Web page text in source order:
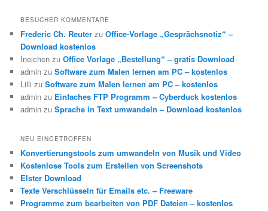
BESUCHER KOMMENTARE
Frederic Ch. Reuter zuOffice-Vorlage „Gesprächsnotiz“ –
Download kostenlos
Ineichen zuOffice Vorlage „Bestellung“ – gratis Download
admin zuSoftware zum Malen lernen am PC – kostenlos
Lilli zuSoftware zum Malen lernen am PC – kostenlos
admin zu Einfaches FTP Programm – Cyberduck kostenlos
admin zuSprache in Text umwandeln – Download kostenlos
NEU EINGETROFFEN
Konvertierungstools zum umwandeln von Musik und Video
Kostenlose Tools zum Erstellen von Screenshots
Elster Download
Texte Verschlüsseln für Emails etc. – Freeware
Programme zum bearbeiten von PDF Dateien – kostenlos